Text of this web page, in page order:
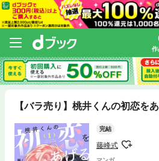
作
【バラ売り】桃井くんの初恋を
完結
藤峰式